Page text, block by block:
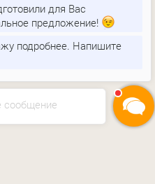
сообщение
для Вас
предложение!
подробнее. Напишите